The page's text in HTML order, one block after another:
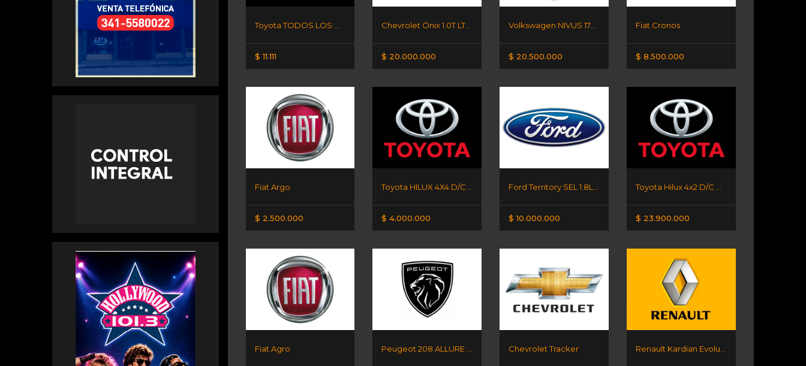
$ 11.111
Chevrolet Ónix 1.0T LT - ADJUDICADO
$ 20.000.000 $ 20.500.000
Fiat Cronos
$ 8.500.000
Fiat Argo
$ 2.500.000 $ 4.000.000 $ 10.000.000 $ 23.900.000
Fiat Agro Chevrolet Tracker